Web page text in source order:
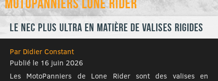
Le nec plus ultra en matière de valises rigides
Par Didier Constant
Publié le 16 juin 2026
Les MotoPanniers de Lone Rider sont des valises en